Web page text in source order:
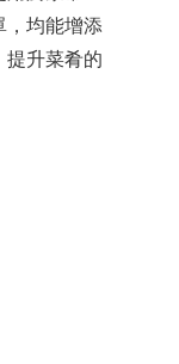
，均能增添
提升菜肴的